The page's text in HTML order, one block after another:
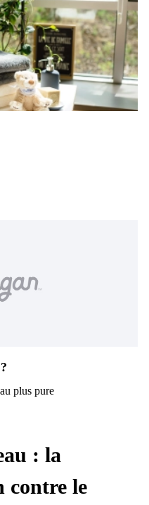
plus pure
: la
contre le
client